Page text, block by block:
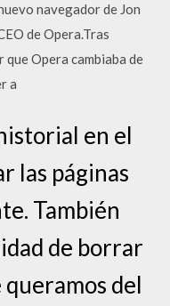
navegador de Jon
de Opera.Tras
Opera cambiaba de
a
en el
las páginas
También
de borrar
del